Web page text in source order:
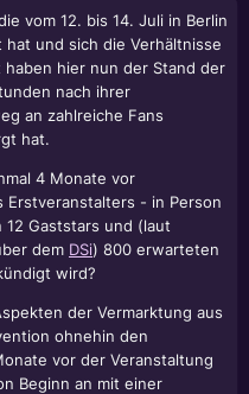
vom 12. bis 14. Juli in Berlin
und sich die Verhältnisse
hier nun der Stand der
nach ihrer
an zahlreiche Fans
hat.
4 Monate vor
Erstveranstalters - in Person
Gaststars und (laut
dem DSi) 800 erwarteten
wird?
der Vermarktung aus
ohnehin den
vor der Veranstaltung
Beginn an mit einer